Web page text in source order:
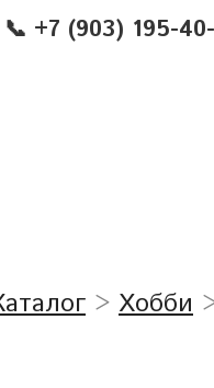
📞 +7 (903) 195-
> Хобби